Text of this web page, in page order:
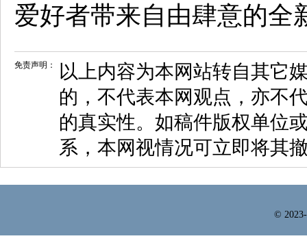
爱好者带来自由肆意的全
免责声明：
以上内容为本网站转自其它
的，不代表本网观点，亦不
的真实性。如稿件版权单位
系，本网视情况可立即将其
©